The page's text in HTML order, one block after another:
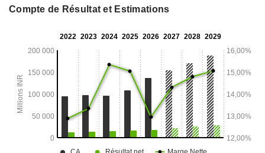
Compte de Résultat et Estimations